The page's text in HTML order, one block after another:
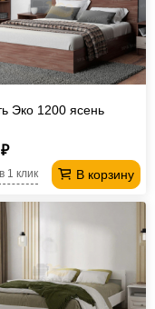
Эко 1200 ясень
В корзину
1 клик